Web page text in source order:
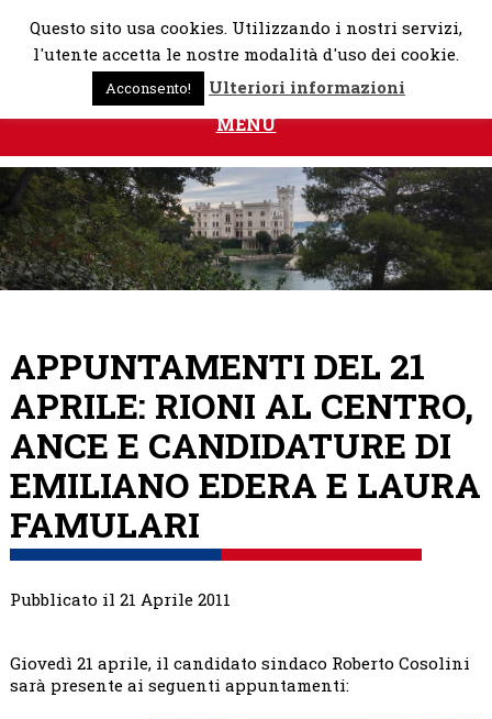
Skip
MENU
APPUNTAMENTI DEL 21
APRILE: RIONI AL CENTRO,
ANCE E CANDIDATURE DI
EMILIANO EDERA E LAURA
FAMULARI
Pubblicato il 21 Aprile 2011
Giovedì 21 aprile, il candidato sindaco Roberto Cosolini
sarà presente ai seguenti appuntamenti:
Questo sito usa cookies. Utilizzando i nostri servizi,
l'utente accetta le nostre modalità d'uso dei cookie.
Acconsento! Ulteriori informazioni